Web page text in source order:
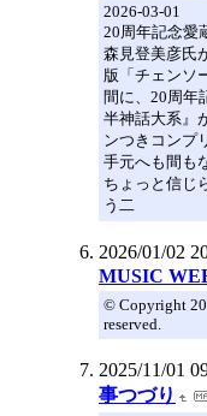
2026-03-01
20周年記念愛
森見登美彦氏
版「チェンソ
間に、20周年
半神話大系』
ンつきコンプ
手元へも間も
ちょっと信じ
う二
2026/01/02
MUSIC
© Copyright
reserved.
2025/11/01
事つづり